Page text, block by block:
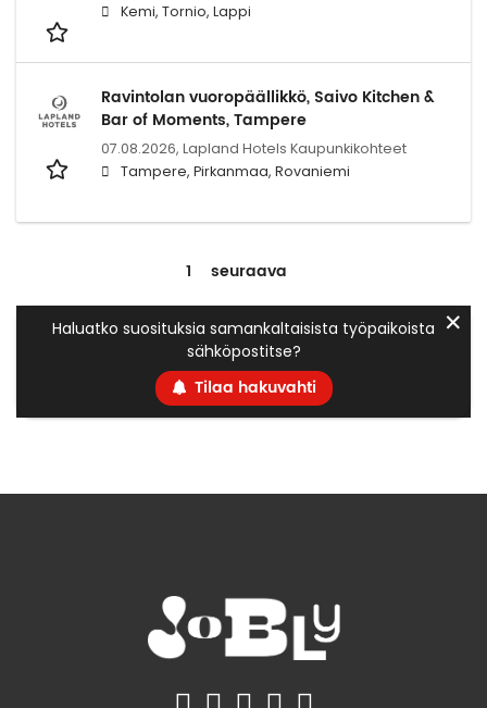
Kemi, Tornio, Lappi
Ravintolan vuoropäällikkö, Saivo Kitchen &
Bar of Moments, Tampere
07.08.2026, Lapland Hotels Kaupunkikohteet
Tampere, Pirkanmaa, Rovaniemi
1 seuraava
Haluatko suosituksia samankaltaisista työpaikoista
sähköpostitse?
Tilaa hakuvahti
✕